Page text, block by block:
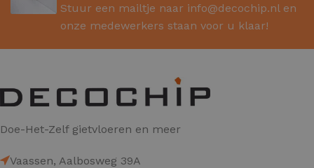
Stuur een mailtje naar info@decochip.nl en
onze medewerkers staan voor u klaar!
Doe-Het-Zelf gietvloeren en meer
Vaassen, Aalbosweg 39A